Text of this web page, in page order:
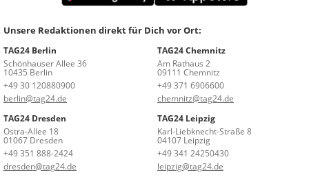
Unsere Redaktionen direkt für Dich vor Ort:
TAG24 Berlin
Schönhauser Allee 36
10435 Berlin
+49 30 120880900
berlin@tag24.de
TAG24 Chemnitz
Am Rathaus 2
09111 Chemnitz
+49 371 6906600
chemnitz@tag24.de
TAG24 Dresden
Ostra-Allee 18
01067 Dresden
+49 351 888-2424
dresden@tag24.de
TAG24 Leipzig
Karl-Liebknecht-Straße 8
04107 Leipzig
+49 341 24250430
leipzig@tag24.de